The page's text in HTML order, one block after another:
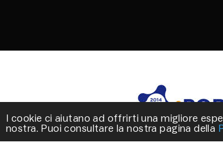
I cookie ci aiutano ad offrirti una migliore
nostra. Puoi consultare la nostra pagina della